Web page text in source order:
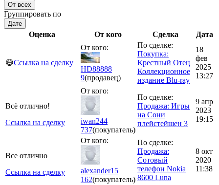
От всех
Группировать по
Дате
Оценка От кого Сделка Дата
😄Ссылка на сделку
От кого:
HD88888
9(продавец)
По сделке:
Покупка:
Крестный Отец
Коллекционное
издание Blu-ray
18
фев
2025
13:27
Всё отлично!
Ссылка на сделку
От кого:
iwan244
737(покупатель)
По сделке:
Продажа: Игры
на Сони
плейстейшен 3
9 апр
2023
19:15
Все отлично
Ссылка на сделку
От кого:
alexander15
162(покупатель)
По сделке:
Продажа:
Сотовый
телефон Nokia
8600 Luna
8 окт
2020
11:38